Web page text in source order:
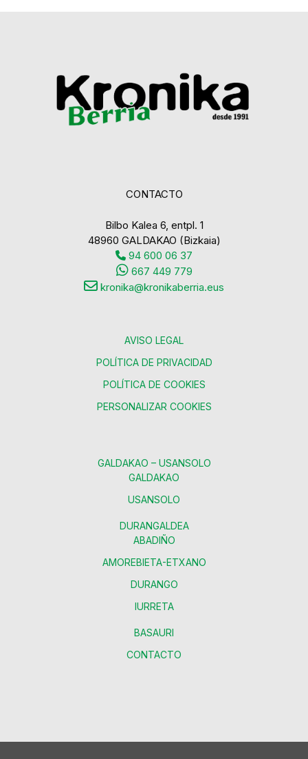
CONTACTO
Bilbo Kalea 6, entpl. 1
48960 GALDAKAO (Bizkaia)
94 600 06 37
667 449 779
kronika@kronikaberria.eus
AVISO LEGAL
POLÍTICA DE PRIVACIDAD
POLÍTICA DE COOKIES
PERSONALIZAR COOKIES
GALDAKAO – USANSOLO
GALDAKAO
USANSOLO
DURANGALDEA
ABADIÑO
AMOREBIETA-ETXANO
DURANGO
IURRETA
BASAURI
CONTACTO